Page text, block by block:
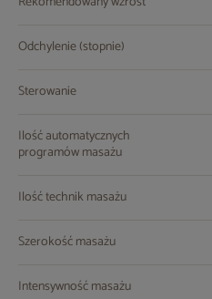
Odchylenie (stopnie)
Sterowanie
Ilość automatycznych
programów masażu
Ilość technik masażu
Szerokość masażu
Intensywność masażu